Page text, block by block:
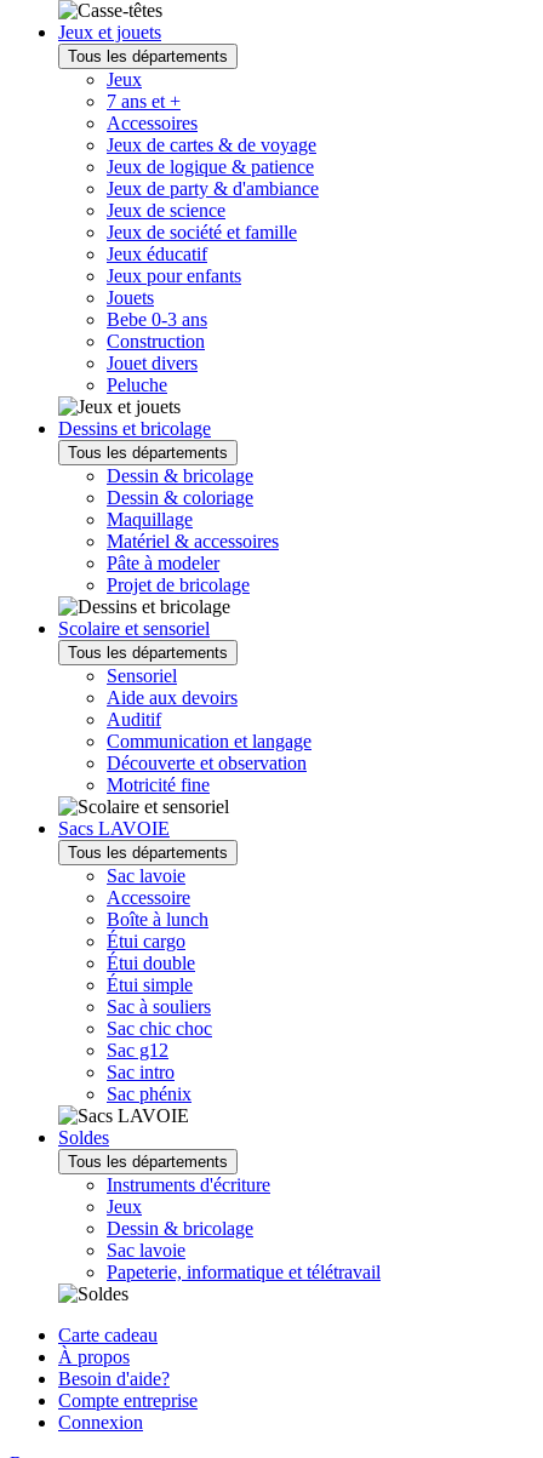
Jeux et jouets
Tous les départements
Jeux
7 ans et +
Accessoires
Jeux de cartes & de voyage
Jeux de logique & patience
Jeux de party & d'ambiance
Jeux de science
Jeux de société et famille
Jeux éducatif
Jeux pour enfants
Jouets
Bebe 0-3 ans
Construction
Jouet divers
Peluche
Dessins et bricolage
Tous les départements
Dessin & bricolage
Dessin & coloriage
Maquillage
Matériel & accessoires
Pâte à modeler
Projet de bricolage
Scolaire et sensoriel
Tous les départements
Sensoriel
Aide aux devoirs
Auditif
Communication et langage
Découverte et observation
Motricité fine
Sacs LAVOIE
Tous les départements
Sac lavoie
Accessoire
Boîte à lunch
Étui cargo
Étui double
Étui simple
Sac à souliers
Sac chic choc
Sac g12
Sac intro
Sac phénix
Soldes
Tous les départements
Instruments d'écriture
Jeux
Dessin & bricolage
Sac lavoie
Papeterie, informatique et télétravail
Carte cadeau
À propos
Besoin d'aide?
Compte entreprise
Connexion